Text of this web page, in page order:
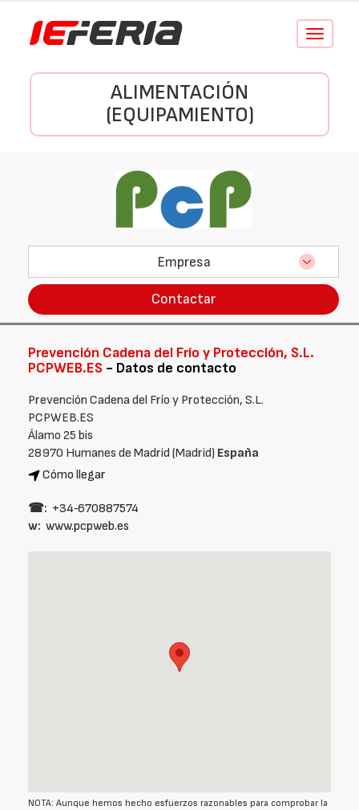
Conmutar
ALIMENTACIÓN
(EQUIPAMIENTO)
Empresa
Contactar
Prevención Cadena del Frío y Protección, S.L.
PCPWEB.ES - Datos de contacto
Prevención Cadena del Frío y Protección, S.L.
PCPWEB.ES
Álamo 25 bis
28970 Humanes de Madrid (Madrid) España
Cómo llegar
☎: +34‑670887574
w: www.pcpweb.es
NOTA: Aunque hemos hecho esfuerzos razonables para comprobar la